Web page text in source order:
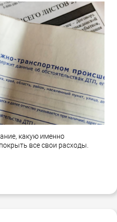
какую именно
все свои расходы.